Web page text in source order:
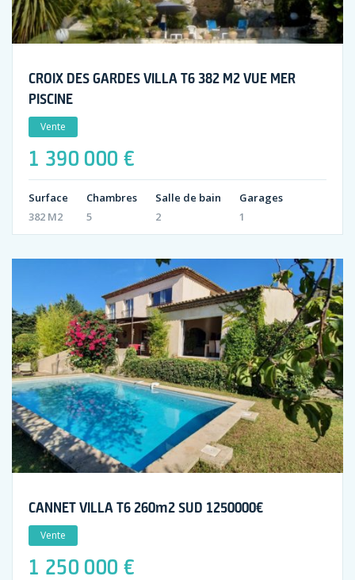
CROIX DES GARDES VILLA T6 382 M2 VUE MER
PISCINE
Vente
1 390 000 €
Surface
382 M2
Chambres
5
Salle de bain
2
Garages
1
CANNET VILLA T6 260m2 SUD 1250000€
Vente
1 250 000 €